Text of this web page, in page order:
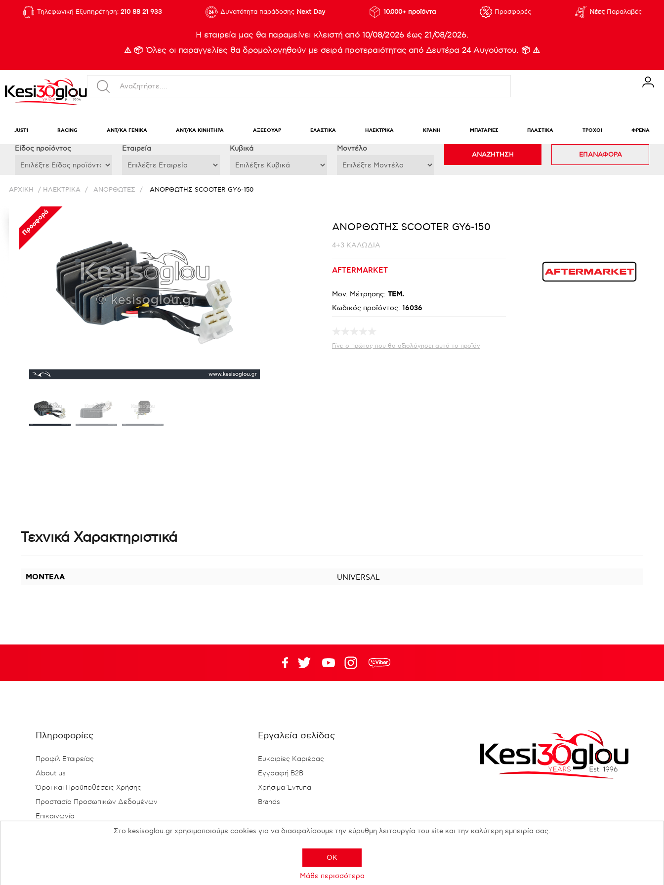
Τηλεφωνική Εξυπηρέτηση: 210 88 21 933 Δυνατότητα παράδοσης Next Day 10.000+ προϊόντα Προσφορές ΝέεςΠαραλαβές
Η εταιρεία μας θα παραμείνει κλειστή από 10/08/2026 έως 21/08/2026.
⚠️ 📦 Όλες οι παραγγελίες θα δρομολογηθούν με σειρά προτεραιότητας από Δευτέρα 24 Αυγούστου. 📦 ⚠️
JUST1 RACING ΑΝΤ/ΚΑ ΓΕΝΙΚΑ ΑΝΤ/ΚΑ ΚΙΝΗΤΗΡΑ ΑΞΕΣΟΥΑΡ ΕΛΑΣΤΙΚΑ ΗΛΕΚΤΡΙΚΑ ΚΡΑΝΗ ΜΠΑΤΑΡΙΕΣ ΠΛΑΣΤΙΚΑ ΤΡΟΧΟΙ ΦΡΕΝΑ
Eίδος προϊόντος Εταιρεία Κυβικά Μοντέλο
ΑΝΑΖΗΤΗΣΗ ΕΠΑΝΑΦΟΡΑ
ΑΡΧΙΚΉ / ΗΛΕΚΤΡΙΚΑ / ΑΝΟΡΘΩΤΕΣ / ΑΝΟΡΘΩΤΗΣ SCOOTER GY6-150
Προσφορά ΑΝΟΡΘΩΤΗΣ SCOOTER GY6-150
4+3 ΚΑΛΩΔΙΑ
AFTERMARKET
Μον. Μέτρησης: ΤΕΜ.
Κωδικός προϊόντος: 16036
Γίνε ο πρώτος που θα αξιολόγησει αυτό το προϊόν
Τεχνικά Χαρακτηριστικά
ΜΟΝΤΕΛΑ UNIVERSAL
Πληροφορίες
Προφίλ Εταιρείας
About us
Όροι και Προϋποθέσεις Χρήσης
Προστασία Προσωπικών Δεδομένων
Επικοινωνία
Εργαλεία σελίδας
Ευκαιρίες Καριέρας
Εγγραφή B2B
Χρήσιμα Έντυπα
Brands
Στο kesisoglou.gr χρησιμοποιούμε cookies για να διασφαλίσουμε την εύρυθμη λειτουργία του site και την καλύτερη εμπειρία σας.
OK
Μάθε περισσότερα